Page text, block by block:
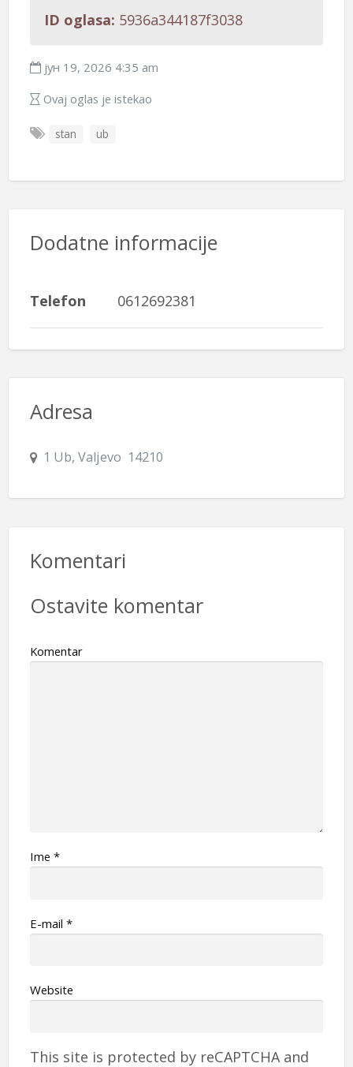
ID oglasa: 5936a344187f3038
јун 19, 2026 4:35 am
Ovaj oglas je istekao
stan ub
Dodatne informacije
Telefon 0612692381
Adresa
1 Ub, Valjevo 14210
Komentari
Ostavite komentar
Komentar
Ime *
Е-mail *
Website
This site is protected by reCAPTCHA and